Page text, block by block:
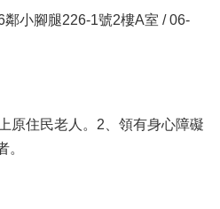
小腳腿226-1號2樓A室 / 06-
原住民老人。2、領有身心障礙
。